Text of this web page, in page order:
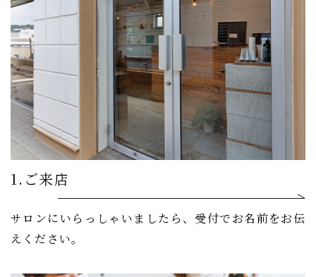
1.ご来店
サロンにいらっしゃいましたら、受付でお名前をお伝
えください。